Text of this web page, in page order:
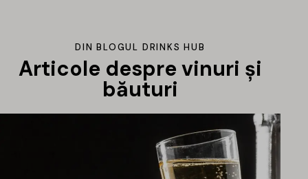
DIN BLOGUL DRINKS HUB
Articole despre vinuri și
băuturi